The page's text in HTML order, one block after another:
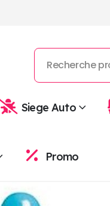
Siege Auto
Promo